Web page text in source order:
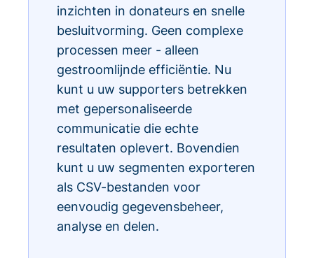
inzichten in donateurs en snelle
besluitvorming. Geen complexe
processen meer - alleen
gestroomlijnde efficiëntie. Nu
kunt u uw supporters betrekken
met gepersonaliseerde
communicatie die echte
resultaten oplevert. Bovendien
kunt u uw segmenten exporteren
als CSV-bestanden voor
eenvoudig gegevensbeheer,
analyse en delen.